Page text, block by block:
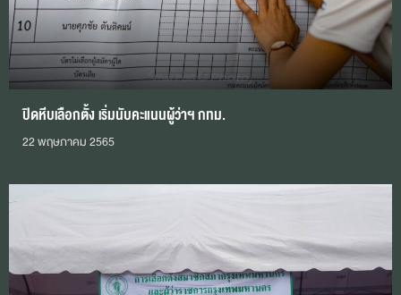
ปิดหีบเลือกตั้ง เริ่มนับคะแนนผู้ว่าฯ กทม.
22 พฤษภาคม 2565